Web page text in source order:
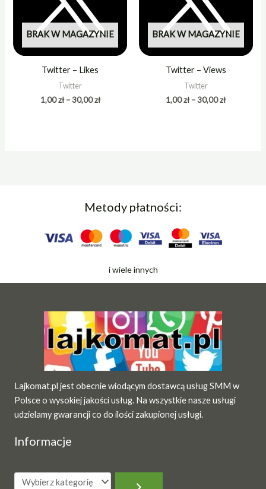
BRAK W MAGAZYNIE
Twitter – Likes
Twitter
1,00zł – 30,00zł
BRAK W MAGAZYNIE
Twitter – Views
Twitter
1,00zł – 30,00zł
Metody płatności:
i wiele innych
Lajkomat.pl jest obecnie wiodącym dostawcą usług SMM w
Polsce o wysokiej jakości usług. Na wszystkie nasze usługi
udzielamy gwarancji co do ilości zakupionej usługi.
Informacje
Wybierz